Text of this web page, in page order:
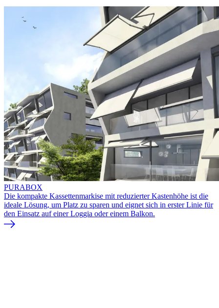
PURABOX
Die kompakte Kassettenmarkise mit reduzierter Kastenhöhe ist die
ideale Lösung, um Platz zu sparen und eignet sich in erster Linie für
den Einsatz auf einer Loggia oder einem Balkon.